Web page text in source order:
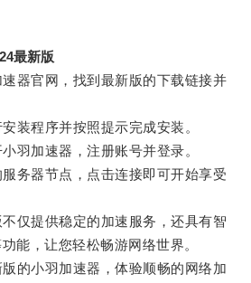
最新版
官网，找到最新版的下载链接并
程序并按照提示完成安装。
加速器，注册账号并登录。
器节点，点击连接即可开始享受
提供稳定的加速服务，还具有智
能，让您轻松畅游网络世界。
小羽加速器，体验顺畅的网络加